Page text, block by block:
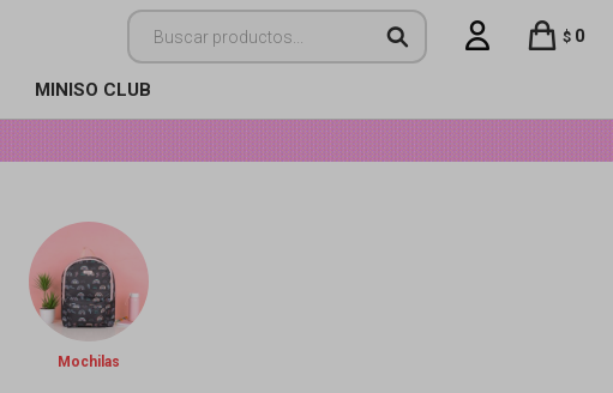
MINISO CLUB
$ 0
Mochilas